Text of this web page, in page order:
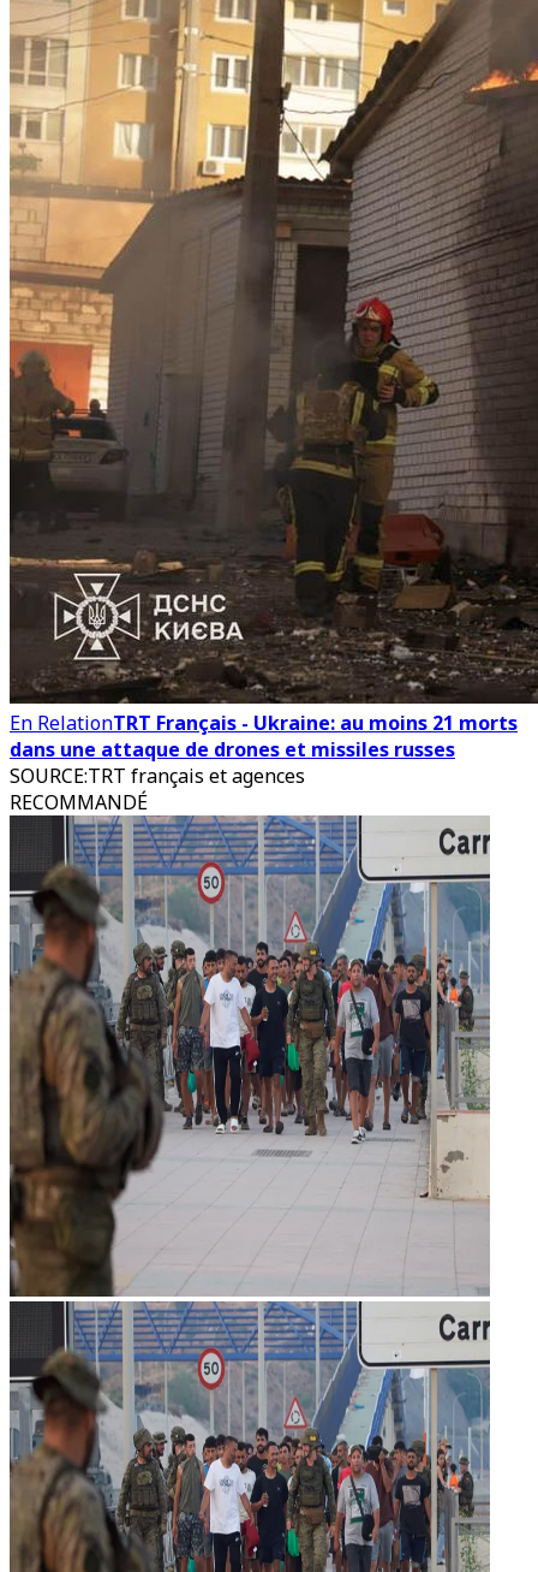
En RelationTRT Français - Ukraine: au moins 21 morts
dans une attaque de drones et missiles russes
SOURCE:TRT français et agences
RECOMMANDÉ